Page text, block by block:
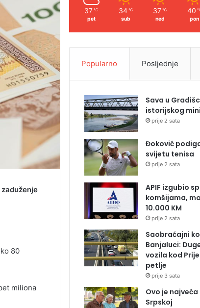
80
miliona
37 ℃
pet
34 ℃
sub
37 ℃
ned
40
pon
Popularno Posljednje
Sava u
istorijskog
prije 2 sata
Đoković
svijetu tenisa
prije 2 sata
APIF izgubio
komšijama,
10.000 KM
prije 2 sata
Saobraćajni
Banjaluci:
vozila kod
petlje
prije 3 sata
Ovo je
Srpskoj